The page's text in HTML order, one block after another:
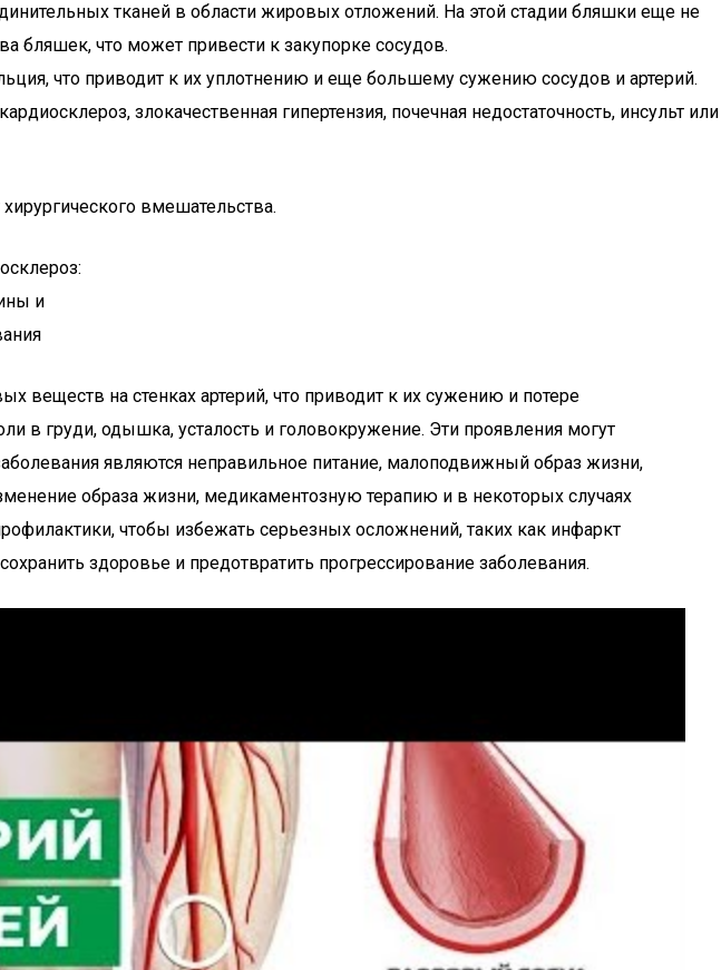
тканей в области жировых отложений. На этой стадии бляшки еще не
бляшек, что может привести к закупорке сосудов.
что приводит к их уплотнению и еще большему сужению сосудов и артерий.
злокачественная гипертензия, почечная недостаточность, инсульт или
вмешательства.
веществ на стенках артерий, что приводит к их сужению и потере
в груди, одышка, усталость и головокружение. Эти проявления могут
являются неправильное питание, малоподвижный образ жизни,
образа жизни, медикаментозную терапию и в некоторых случаях
чтобы избежать серьезных осложнений, таких как инфаркт
здоровье и предотвратить прогрессирование заболевания.